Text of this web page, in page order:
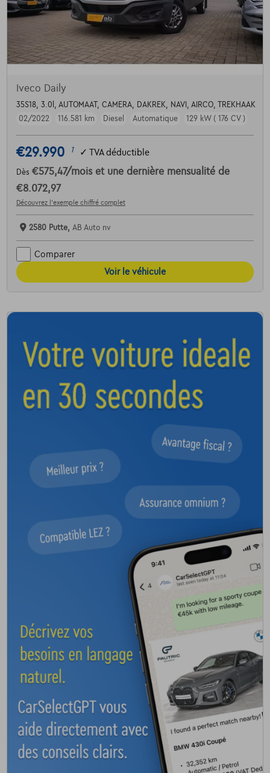
Iveco Daily
35S18, 3.0l, AUTOMAAT, CAMERA, DAKREK, NAVI, AIRCO, TREKHAAK
02/2022
116.581 km Diesel Automatique 129 kW ( 176 CV )
€29.990 1 ✓ TVA déductible
Dès €575,47/mois et une dernière mensualité de
€8.072,97
Découvrez l’exemple chiffré complet
2580 Putte, AB Auto nv
Comparer
Voir le véhicule